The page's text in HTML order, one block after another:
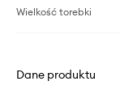
Wielkość torebki
Dane produktu